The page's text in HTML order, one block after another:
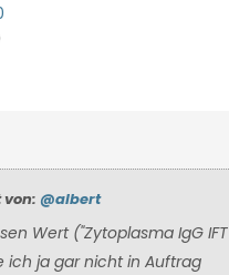
@albert
Wert ("Zytoplasma IgG IFT
ich ja gar nicht in Auftrag